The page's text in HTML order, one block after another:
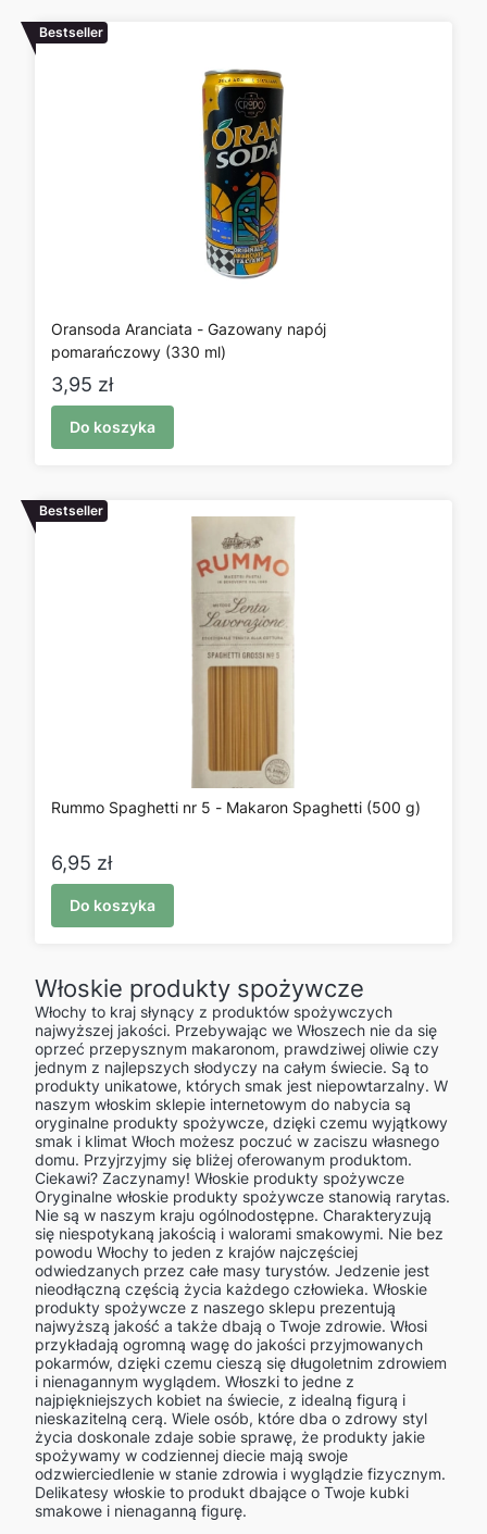
Bestseller
Oransoda Aranciata - Gazowany napój
pomarańczowy (330 ml)
Cena
3,95 zł
Do koszyka
Bestseller
Rummo Spaghetti nr 5 - Makaron Spaghetti (500 g)
Cena
6,95 zł
Do koszyka
Włoskie produkty spożywcze
Włochy to kraj słynący z produktów spożywczych
najwyższej jakości. Przebywając we Włoszech nie da się
oprzeć przepysznym makaronom, prawdziwej oliwie czy
jednym z najlepszych słodyczy na całym świecie. Są to
produkty unikatowe, których smak jest niepowtarzalny. W
naszym włoskim sklepie internetowym do nabycia są
oryginalne produkty spożywcze, dzięki czemu wyjątkowy
smak i klimat Włoch możesz poczuć w zaciszu własnego
domu. Przyjrzyjmy się bliżej oferowanym produktom.
Ciekawi? Zaczynamy! Włoskie produkty spożywcze
Oryginalne włoskie produkty spożywcze stanowią rarytas.
Nie są w naszym kraju ogólnodostępne. Charakteryzują
się niespotykaną jakością i walorami smakowymi. Nie bez
powodu Włochy to jeden z krajów najczęściej
odwiedzanych przez całe masy turystów. Jedzenie jest
nieodłączną częścią życia każdego człowieka. Włoskie
produkty spożywcze z naszego sklepu prezentują
najwyższą jakość a także dbają o Twoje zdrowie. Włosi
przykładają ogromną wagę do jakości przyjmowanych
pokarmów, dzięki czemu cieszą się długoletnim zdrowiem
i nienagannym wyglądem. Włoszki to jedne z
najpiękniejszych kobiet na świecie, z idealną figurą i
nieskazitelną cerą. Wiele osób, które dba o zdrowy styl
życia doskonale zdaje sobie sprawę, że produkty jakie
spożywamy w codziennej diecie mają swoje
odzwierciedlenie w stanie zdrowia i wyglądzie fizycznym.
Delikatesy włoskie to produkt dbające o Twoje kubki
smakowe i nienaganną figurę.